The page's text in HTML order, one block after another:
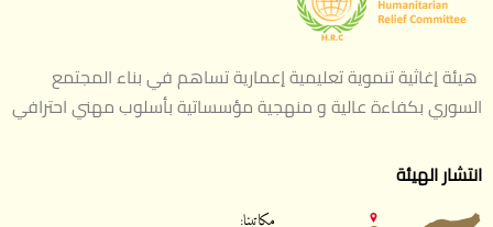
هيئة إغاثية تنموية تعليمية إعمارية تساهم في بناء المجتمع
السوري بكفاءة عالية و منهجية مؤسساتية بأسلوب مهني احترافي
انتشار الهيئة